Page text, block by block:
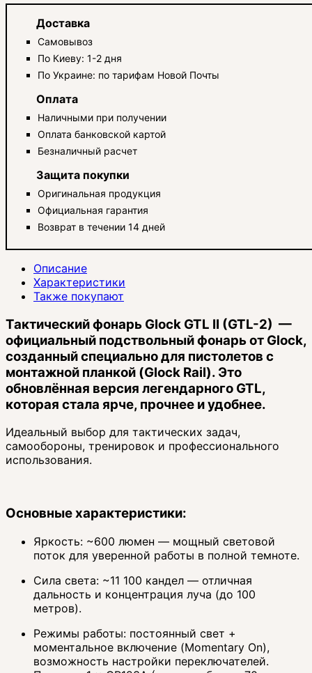
Доставка
Самовывоз
По Киеву: 1-2 дня
По Украине: по тарифам Новой Почты
Оплата
Наличными при получении
Оплата банковской картой
Безналичный расчет
Защита покупки
Оригинальная продукция
Официальная гарантия
Возврат в течении 14 дней
Описание
Характеристики
Также покупают
Тактический фонарь Glock GTL II (GTL-2) —
официальный подствольный фонарь от Glock,
созданный специально для пистолетов с
монтажной планкой (Glock Rail). Это
обновлённая версия легендарного GTL,
которая стала ярче, прочнее и удобнее.
Идеальный выбор для тактических задач,
самообороны, тренировок и профессионального
использования.
Основные характеристики:
Яркость: ~600 люмен — мощный световой
поток для уверенной работы в полной темноте.
Сила света: ~11 100 кандел — отличная
дальность и концентрация луча (до 100
метров).
Режимы работы: постоянный свет +
моментальное включение (Momentary On),
возможность настройки переключателей.